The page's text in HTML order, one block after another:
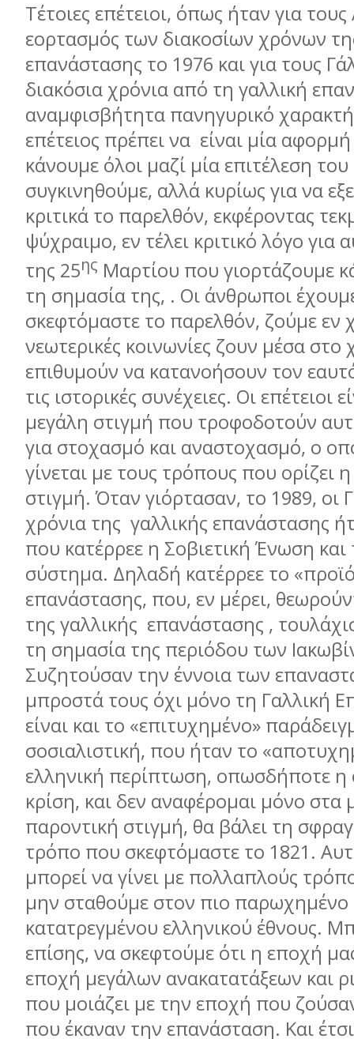
Τέτοιες επέτειοι, όπως ήταν για
εορτασμός των διακοσίων χρόνων
επανάστασης το 1976 και για τους
διακόσια χρόνια από τη γαλλική
αναμφισβήτητα πανηγυρικό
επέτειος πρέπει να είναι μία
κάνουμε όλοι μαζί μία επιτέλεση
συγκινηθούμε, αλλά κυρίως για να
κριτικά το παρελθόν, εκφέροντας
ψύχραιμο, εν τέλει κριτικό λόγο για
της 25ης Μαρτίου που γιορτάζουμε
τη σημασία της, . Οι άνθρωποι
σκεφτόμαστε το παρελθόν, ζούμε εν
νεωτερικές κοινωνίες ζουν μέσα στο
επιθυμούν να κατανοήσουν τον
τις ιστορικές συνέχειες. Οι επέτειοι
μεγάλη στιγμή που τροφοδοτούν
για στοχασμό και αναστοχασμό, ο
γίνεται με τους τρόπους που ορίζει
στιγμή. Όταν γιόρτασαν, το 1989, οι
χρόνια της γαλλικής επανάστασης
που κατέρρεε η Σοβιετική Ένωση και
σύστημα. Δηλαδή κατέρρεε το
επανάστασης, που, εν μέρει,
της γαλλικής επανάστασης ,
τη σημασία της περιόδου των
Συζητούσαν την έννοια των
μπροστά τους όχι μόνο τη Γαλλική
είναι και το «επιτυχημένο»
σοσιαλιστική, που ήταν το
ελληνική περίπτωση, οπωσδήποτε η
κρίση, και δεν αναφέρομαι μόνο στα
παροντική στιγμή, θα βάλει τη
τρόπο που σκεφτόμαστε το 1821.
μπορεί να γίνει με πολλαπλούς
μην σταθούμε στον πιο παρωχημένο
κατατρεγμένου ελληνικού έθνους.
επίσης, να σκεφτούμε ότι η εποχή
εποχή μεγάλων ανακατατάξεων και
που μοιάζει με την εποχή που
που έκαναν την επανάσταση. Και